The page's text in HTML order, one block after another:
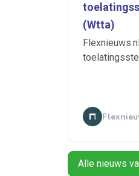
(Wtta)
Alle nieuws